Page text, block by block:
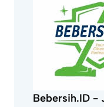
Bebersih.ID -